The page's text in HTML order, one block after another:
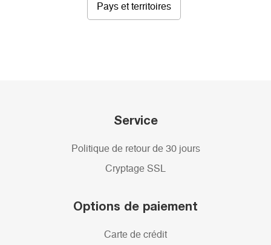
Pays et territoires
Service
Politique de retour de 30 jours
Cryptage SSL
Options de paiement
Carte de crédit